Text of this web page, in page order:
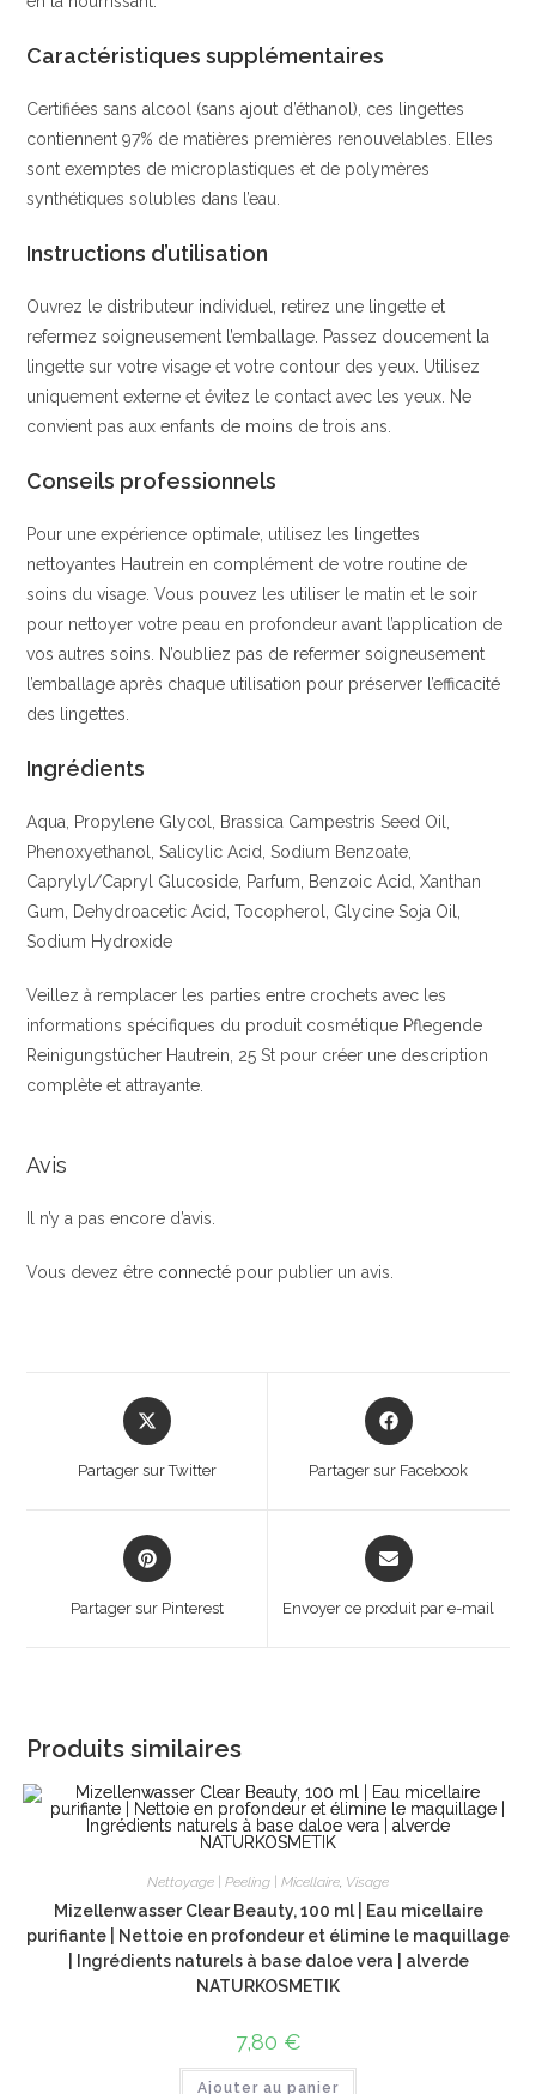
Caractéristiques supplémentaires
Certifiées sans alcool (sans ajout d’éthanol), ces lingettes
contiennent 97% de matières premières renouvelables. Elles
sont exemptes de microplastiques et de polymères
synthétiques solubles dans l’eau.
Instructions d’utilisation
Ouvrez le distributeur individuel, retirez une lingette et
refermez soigneusement l’emballage. Passez doucement la
lingette sur votre visage et votre contour des yeux. Utilisez
uniquement externe et évitez le contact avec les yeux. Ne
convient pas aux enfants de moins de trois ans.
Conseils professionnels
Pour une expérience optimale, utilisez les lingettes
nettoyantes Hautrein en complément de votre routine de
soins du visage. Vous pouvez les utiliser le matin et le soir
pour nettoyer votre peau en profondeur avant l’application de
vos autres soins. N’oubliez pas de refermer soigneusement
l’emballage après chaque utilisation pour préserver l’efficacité
des lingettes.
Ingrédients
Aqua, Propylene Glycol, Brassica Campestris Seed Oil,
Phenoxyethanol, Salicylic Acid, Sodium Benzoate,
Caprylyl/Capryl Glucoside, Parfum, Benzoic Acid, Xanthan
Gum, Dehydroacetic Acid, Tocopherol, Glycine Soja Oil,
Sodium Hydroxide
Veillez à remplacer les parties entre crochets avec les
informations spécifiques du produit cosmétique Pflegende
Reinigungstücher Hautrein, 25 St pour créer une description
complète et attrayante.
Avis
Il n’y a pas encore d’avis.
Vous devez être connecté pour publier un avis.
Opens
in
new
Partager sur Twitter
Opens
in
Partager sur Facebook
Opens
in
Partager sur Pinterest
Opens
in
new
Envoyer ce produit par e-mail
Produits similaires
Nettoyage | Peeling | Micellaire, Visage
Mizellenwasser Clear Beauty, 100 ml | Eau micellaire
purifiante | Nettoie en profondeur et élimine le maquillage
| Ingrédients naturels à base daloe vera | alverde
NATURKOSMETIK
7,80 €
Ajouter au panier